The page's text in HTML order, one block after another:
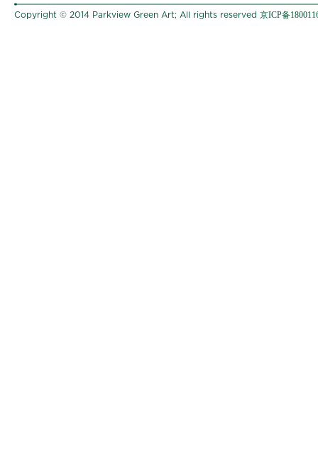
Copyright © 2014 Parkview Green Art; All rights reserved 京ICP备